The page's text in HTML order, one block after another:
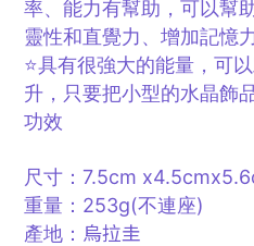
率、能力有幫助，可以幫
靈性和直覺力、增加記憶
⭐️具有很強大的能量，可
升，只要把小型的水晶飾
功效
尺寸：7.5cm
重量：253g(不連座)
產地： 烏拉圭